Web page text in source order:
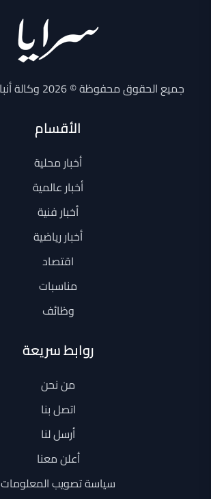
جميع الحقوق محفوظة © 2026 وكالة أنباء سرايا الإخبارية
الأقسام
أخبار محلية
أخبار عالمية
أخبار فنية
أخبار رياضية
اقتصاد
مناسبات
وظائف
روابط سريعة
من نحن
اتصل بنا
أرسل لنا
أعلن معنا
سياسة تصويب المعلومات